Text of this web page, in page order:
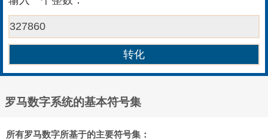
罗马数字系统的基本符号集
所有罗马数字所基于的主要符号集：